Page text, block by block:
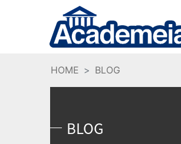
HOME BLOG
BLOG